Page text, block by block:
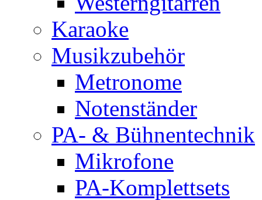
Karaoke
Musikzubehör
Metronome
Notenständer
PA- & Bühnentechnik
Mikrofone
PA-Komplettsets